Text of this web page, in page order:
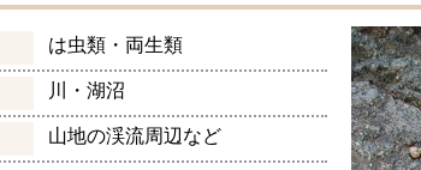
は虫類・ 両生類
川 ・ 湖沼
山地の渓流周辺 など